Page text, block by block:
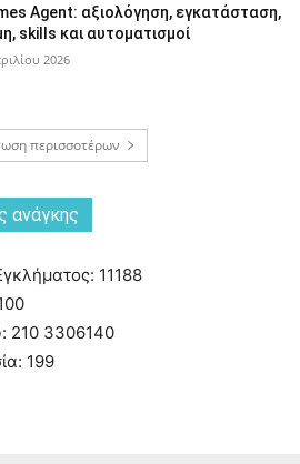
Agent: αξιολόγηση, εγκατάσταση,
skills και αυτοματισμοί
2026
περισσοτέρων
ανάγκης
11188
210 3306140
199